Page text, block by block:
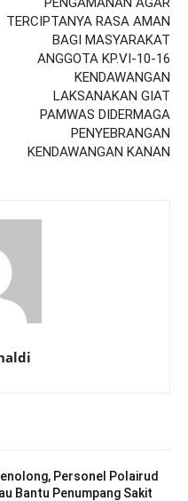
TERCIPTANYA RASA AMAN
BAGI MASYARAKAT
ANGGOTA KP.VI-10-16
KENDAWANGAN
LAKSANAKAN GIAT
PAMWAS DIDERMAGA
PENYEBRANGAN
KENDAWANGAN KANAN
Personel Polairud
Bantu Penumpang Sakit